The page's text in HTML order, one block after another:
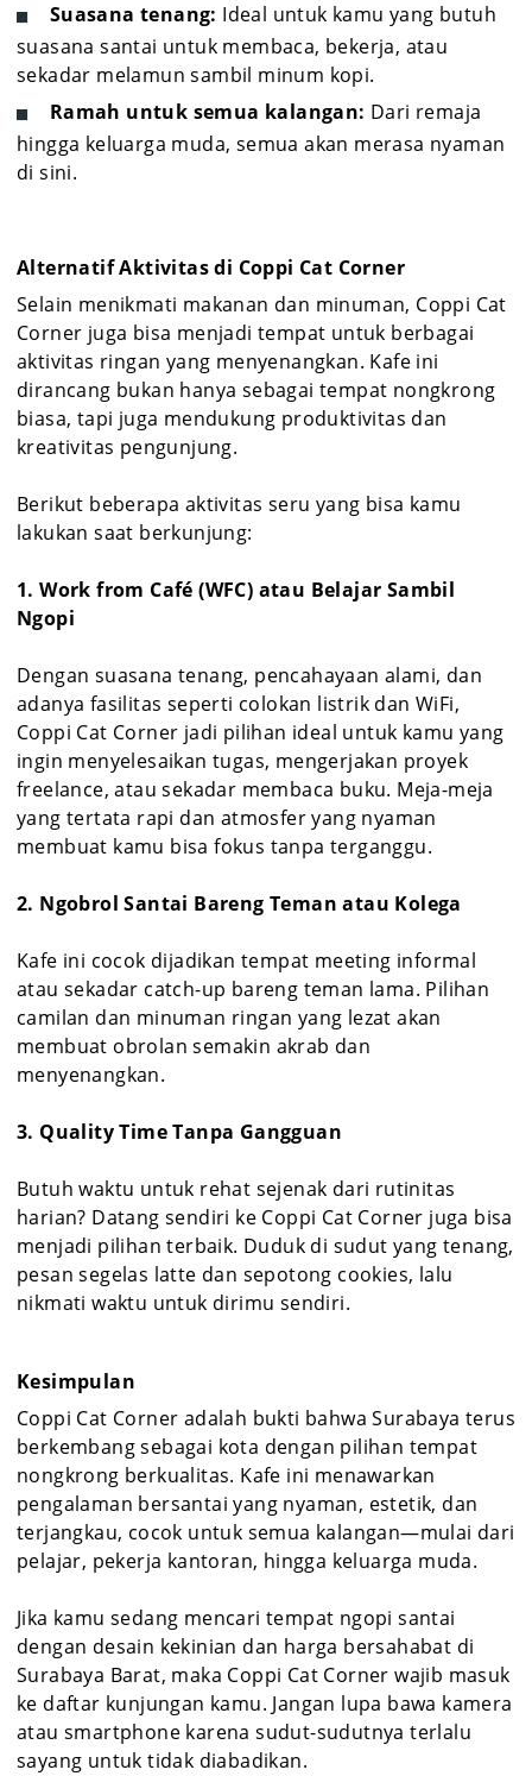
Suasana tenang: Ideal untuk kamu yang butuh
suasana santai untuk membaca, bekerja, atau
sekadar melamun sambil minum kopi.
Ramah untuk semua kalangan: Dari remaja
hingga keluarga muda, semua akan merasa nyaman
di sini.
Alternatif Aktivitas di Coppi Cat Corner
Selain menikmati makanan dan minuman, Coppi Cat
Corner juga bisa menjadi tempat untuk berbagai
aktivitas ringan yang menyenangkan. Kafe ini
dirancang bukan hanya sebagai tempat nongkrong
biasa, tapi juga mendukung produktivitas dan
kreativitas pengunjung.
Berikut beberapa aktivitas seru yang bisa kamu
lakukan saat berkunjung:
1. Work from Café (WFC) atau Belajar Sambil
Ngopi
Dengan suasana tenang, pencahayaan alami, dan
adanya fasilitas seperti colokan listrik dan WiFi,
Coppi Cat Corner jadi pilihan ideal untuk kamu yang
ingin menyelesaikan tugas, mengerjakan proyek
freelance, atau sekadar membaca buku. Meja-meja
yang tertata rapi dan atmosfer yang nyaman
membuat kamu bisa fokus tanpa terganggu.
2. Ngobrol Santai Bareng Teman atau Kolega
Kafe ini cocok dijadikan tempat meeting informal
atau sekadar catch-up bareng teman lama. Pilihan
camilan dan minuman ringan yang lezat akan
membuat obrolan semakin akrab dan
menyenangkan.
3. Quality Time Tanpa Gangguan
Butuh waktu untuk rehat sejenak dari rutinitas
harian? Datang sendiri ke Coppi Cat Corner juga bisa
menjadi pilihan terbaik. Duduk di sudut yang tenang,
pesan segelas latte dan sepotong cookies, lalu
nikmati waktu untuk dirimu sendiri.
Kesimpulan
Coppi Cat Corner adalah bukti bahwa Surabaya terus
berkembang sebagai kota dengan pilihan tempat
nongkrong berkualitas. Kafe ini menawarkan
pengalaman bersantai yang nyaman, estetik, dan
terjangkau, cocok untuk semua kalangan—mulai dari
pelajar, pekerja kantoran, hingga keluarga muda.
Jika kamu sedang mencari tempat ngopi santai
dengan desain kekinian dan harga bersahabat di
Surabaya Barat, maka Coppi Cat Corner wajib masuk
ke daftar kunjungan kamu. Jangan lupa bawa kamera
atau smartphone karena sudut-sudutnya terlalu
sayang untuk tidak diabadikan.